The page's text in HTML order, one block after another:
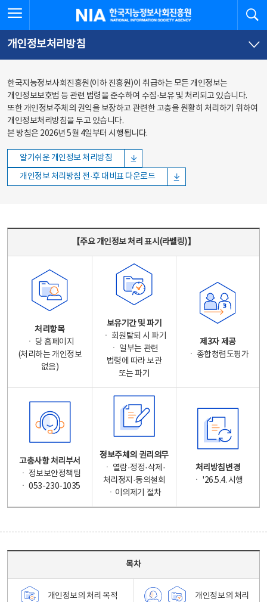
바로가기
바로가기
한국지능정보사회진흥원
개인정보처리방침
한국지능정보사회진흥원(이하 진흥원)이 취급하는 모든 개인정보는
개인정보보호법 등 관련 법령을 준수하여 수집·보유 및 처리되고 있습니다.
또한 개인정보주체의 권익을 보장하고 관련한 고충을 원활히 처리하기 위하여
개인정보처리방침을 두고 있습니다.
본 방침은 2026년 5월 4일부터 시행됩니다.
알기쉬운 개인정보 처리방침
개인정보 처리방침 전·후 대비표 다운로드
【주요 개인정보 처리 표시(라벨링)】
처리항목
ㆍ 당 홈페이지
(처리하는 개인정보
없음)
보유기간 및 파기
ㆍ 회원탈퇴 시 파기
ㆍ 일부는 관련
법령에 따라 보관
또는 파기
제3자 제공
ㆍ 종합청렴도평가
고충사항 처리부서
ㆍ 정보보안정책팀
ㆍ 053-230-1035
정보주체의 권리의무
ㆍ 열람·정정·삭제·
처리정지·동의철회
ㆍ이의제기 절차
처리방침변경
ㆍ '26.5.4. 시행
목차
개인정보의 처리 목적
개인정보의 처리